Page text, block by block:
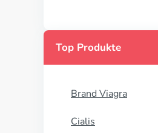
Top Produkte
Brand Viagra
Cialis